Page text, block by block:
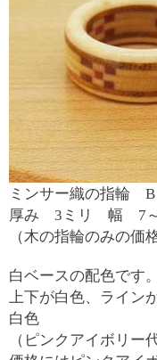
ミンサー織の指輪
厚み 3ミリ 幅 7～
（木の指輪のみの価
白ベースの配色です。
上下が白色、ライン
白色
（ピンクアイボリー